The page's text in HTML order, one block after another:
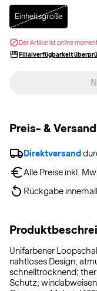
Einheitsgröße
Selected
Der Artikel ist online
Filialverfügbarkeit
Preis- &
Direktversand
Alle Preise inkl.
Rückgabe
Unifarbener
nahtloses Design;
schnelltrocknend;
Schutz;